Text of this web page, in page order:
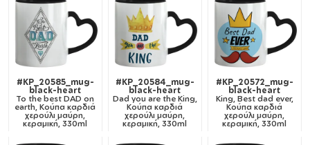
#KP_20585_mug-
black-heart
To the best DAD on
earth, Κούπα καρδιά
χερούλι μαύρη,
κεραμική, 330ml
#KP_20584_mug-
black-heart
Dad you are the King,
Κούπα καρδιά
χερούλι μαύρη,
κεραμική, 330ml
#KP_20572_mug-
black-heart
King, Best dad ever,
Κούπα καρδιά
χερούλι μαύρη,
κεραμική, 330ml